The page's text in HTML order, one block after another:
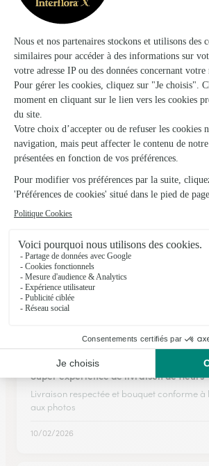
Ils ont fait livrer des fleurs ou
★ ★ ★ ★ ★
très bien
25/02/2026
★ ★ ★ ★ ★
Interflora exceptionnel la suivi pour…
Interflora exceptionnel la suivi pour le
livraison prévu avant les funérailles était
enchantée, je recommande et les fleurs était
vous remerci.
27/03/2026
Super expérience de livraison de fleurs
Livraison respectée et bouquet conforme
aux photos
10/02/2026